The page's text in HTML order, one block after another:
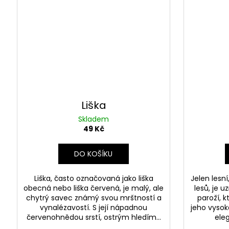
Liška
Skladem
49 Kč
DO KOŠÍKU
Liška, často označovaná jako liška
obecná nebo liška červená, je malý, ale
chytrý savec známý svou mrštností a
vynalézavostí. S její nápadnou
červenohnědou srstí, ostrým hledím...
Jelen
lesů, je
paroží,
jeho